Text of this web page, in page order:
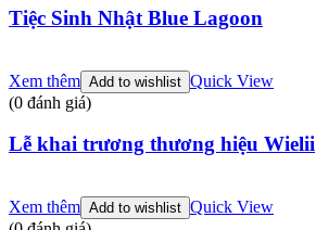
Tiệc Sinh Nhật Blue Lagoon
Xem thêm Add to wishlist Quick View
(0 đánh giá)
Lễ khai trương thương hiệu Wielii
Xem thêm Add to wishlist Quick View